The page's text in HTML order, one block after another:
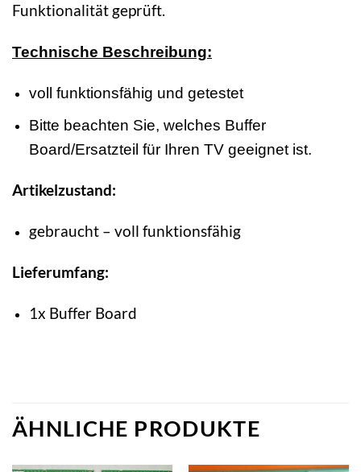
Funktionalität geprüft.
Technische Beschreibung:
voll funktionsfähig und getestet
Bitte beachten Sie, welches Buffer
Board/Ersatzteil für Ihren TV geeignet ist.
Artikelzustand:
gebraucht – voll funktionsfähig
Lieferumfang:
1x Buffer Board
ÄHNLICHE PRODUKTE